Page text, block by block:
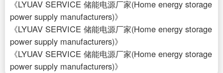
《LYUAV SERVICE 储能电源厂家(Home energy storage
power supply manufacturers)》
《LYUAV SERVICE 储能电源厂家(Home energy storage
power supply manufacturers)》
《LYUAV SERVICE 储能电源厂家(Home energy storage
power supply manufacturers)》